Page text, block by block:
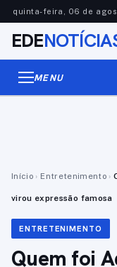
quinta-feira, 06 de
EDE
MENU
Início › Entretenimento ›
virou expressão famosa
ENTRETENIMENTO
Quem foi